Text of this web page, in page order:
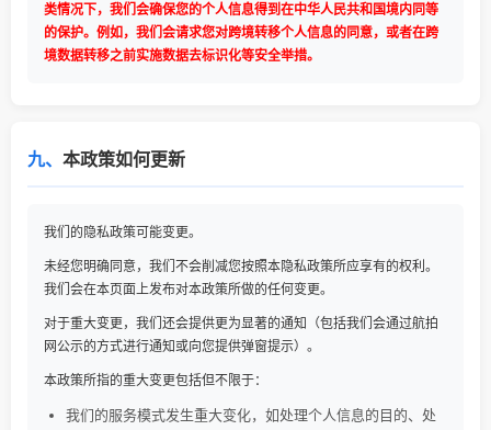
类情况下，我们会确保您的个人信息得到在中华人民共和国境内同等
的保护。例如，我们会请求您对跨境转移个人信息的同意，或者在跨
境数据转移之前实施数据去标识化等安全举措。
九、 本政策如何更新
我们的隐私政策可能变更。
未经您明确同意，我们不会削减您按照本隐私政策所应享有的权利。
我们会在本页面上发布对本政策所做的任何变更。
对于重大变更，我们还会提供更为显著的通知（包括我们会通过航拍
网公示的方式进行通知或向您提供弹窗提示）。
本政策所指的重大变更包括但不限于：
我们的服务模式发生重大变化，如处理个人信息的目的、处